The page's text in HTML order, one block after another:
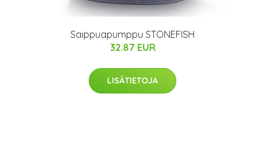
Saippuapumppu STONEFISH
32.87 EUR
LISÄTIETOJA